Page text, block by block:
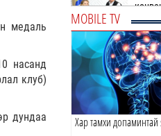
медаль
насанд
клуб)
дундаа
MOBILE TV
Хар тамхи